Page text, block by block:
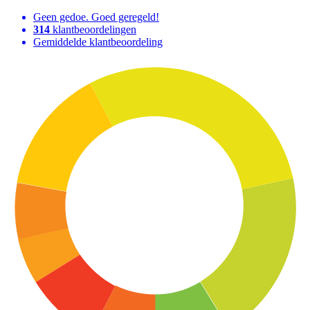
Geen gedoe. Goed geregeld!
314 klantbeoordelingen
Gemiddelde klantbeoordeling